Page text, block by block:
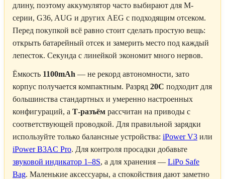
длину, поэтому аккумулятор часто выбирают для М-
серии, G36, AUG и других AEG с подходящим отсеком.
Перед покупкой всё равно стоит сделать простую вещь:
открыть батарейный отсек и замерить место под каждый
лепесток. Секунда с линейкой экономит много нервов.
Ёмкость 1100mAh — не рекорд автономности, зато
корпус получается компактным. Разряд 20C подходит для
большинства стандартных и умеренно настроенных
конфигураций, а Т-разъём рассчитан на приводы с
соответствующей проводкой. Для правильной зарядки
используйте только балансные устройства: iPower V3 или
iPower B3AC Pro. Для контроля просадки добавьте
звуковой индикатор 1–8S, а для хранения — LiPo Safe
Bag. Маленькие аксессуары, а спокойствия дают заметно